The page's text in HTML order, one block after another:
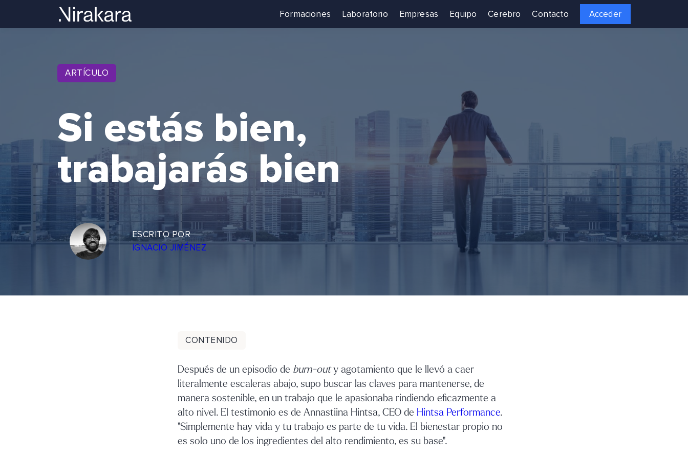
Formaciones Laboratorio Empresas Equipo Cerebro Contacto Acceder
ARTÍCULO
Si estás bien,
trabajarás bien
ESCRITO POR
IGNACIO JIMÉNEZ
CONTENIDO
Después de un episodio de burn-outy agotamiento que le llevó a caer
literalmente escaleras abajo, supo buscar las claves para mantenerse, de
manera sostenible, en un trabajo que le apasionaba rindiendo eficazmente a
alto nivel. El testimonio es de Annastiina Hintsa, CEO de Hintsa Performance.
"Simplemente hay vida y tu trabajo es parte de tu vida. El bienestar propio no
es solo uno de los ingredientes del alto rendimiento, es su base".